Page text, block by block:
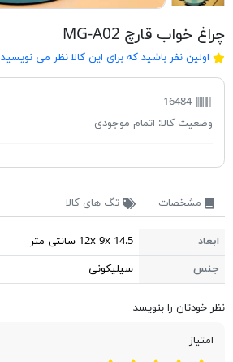
چراغ خواب قارچ MG-A02
اولین نفر باشید که برای این کالا نظر می نویسید
16484
وضعیت کالا: اتمام موجودی
مشخصات تگ های کالا
ابعاد
12x 9x 14.5 سانتی متر
جنس
سیلیکونی
نظر خودتان را بنویسد
امتیاز